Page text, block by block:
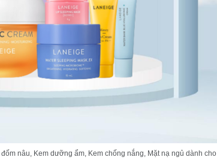
nâu, Kem dưỡng ẩm, Kem chống nắng, Mặt nạ ngủ dành cho